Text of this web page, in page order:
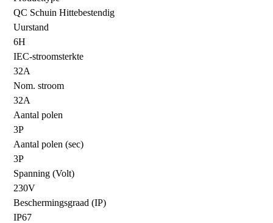
QC Schuin Hittebestendig
Uurstand
6H
IEC-stroomsterkte
32A
Nom. stroom
32A
Aantal polen
3P
Aantal polen (sec)
3P
Spanning (Volt)
230V
Beschermingsgraad (IP)
IP67